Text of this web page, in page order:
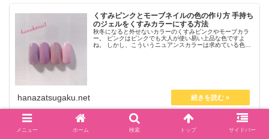
くすみピンクとモーブネイルの色の作り方 手持ち
のジェルをくすみカラーにする方法
秋冬になると外せないカラーのくすみピンクやモーブカラ
ー。 ピンクはピンクでも大人が使い易い上品な色ですよ
ね。 しかし、こういうニュアンスカラーは求めている色が
hanazatsugaku.net
▼くすみグリーンの作り方詳しくは▼
メニュー ホーム 検索 トップ サイドバー